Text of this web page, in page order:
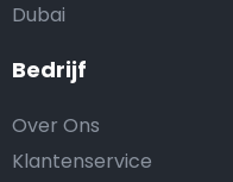
Bedrijf
Over Ons
Klantenservice
Dubai